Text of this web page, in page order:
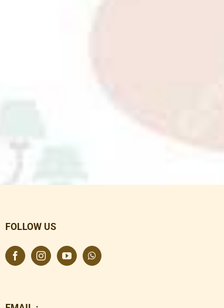
FOLLOW US